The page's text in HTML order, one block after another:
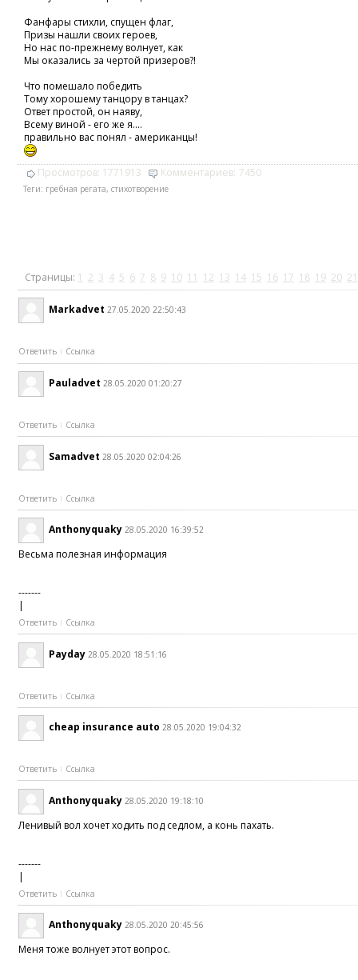
Фанфары стихли, спущен флаг,
Призы нашли своих героев,
Но нас по-прежнему волнует, как
Мы оказались за чертой призеров?!
Что помешало победить
Тому хорошему танцору в танцах?
Ответ простой, он наяву,
Всему виной - его же я....
правильно вас понял - американцы!
Просмотров: 1771913 Комментариев: 7450
Теги: гребная регата, стихотворение
Страницы: 1 2 3 4 5 6 7 8 9 10 11 12 13 14 15 16 17 18 19 20 21
Markadvet 27.05.2020 22:50:43
Ответить Ссылка
Pauladvet 28.05.2020 01:20:27
Ответить Ссылка
Samadvet 28.05.2020 02:04:26
Ответить Ссылка
Anthonyquaky 28.05.2020 16:39:52
Весьма полезная информация
-------
|
Ответить Ссылка
Payday 28.05.2020 18:51:16
Ответить Ссылка
cheap insurance auto 28.05.2020 19:04:32
Ответить Ссылка
Anthonyquaky 28.05.2020 19:18:10
Ленивый вол хочет ходить под седлом, а конь пахать.
-------
|
Ответить Ссылка
Anthonyquaky 28.05.2020 20:45:56
Меня тоже волнует этот вопрос.